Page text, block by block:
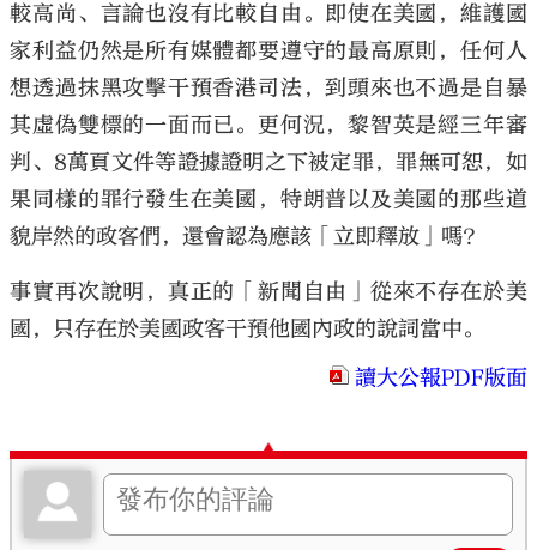
較高尚、言論也沒有比較自由。即使在美國，維護國
家利益仍然是所有媒體都要遵守的最高原則，任何人
想透過抹黑攻擊干預香港司法，到頭來也不過是自暴
其虛偽雙標的一面而已。更何況，黎智英是經三年審
判、8萬頁文件等證據證明之下被定罪，罪無可恕，如
果同樣的罪行發生在美國，特朗普以及美國的那些道
貌岸然的政客們，還會認為應該「立即釋放」嗎？
事實再次說明，真正的「新聞自由」從來不存在於美
國，只存在於美國政客干預他國內政的說詞當中。
讀大公報PDF版面